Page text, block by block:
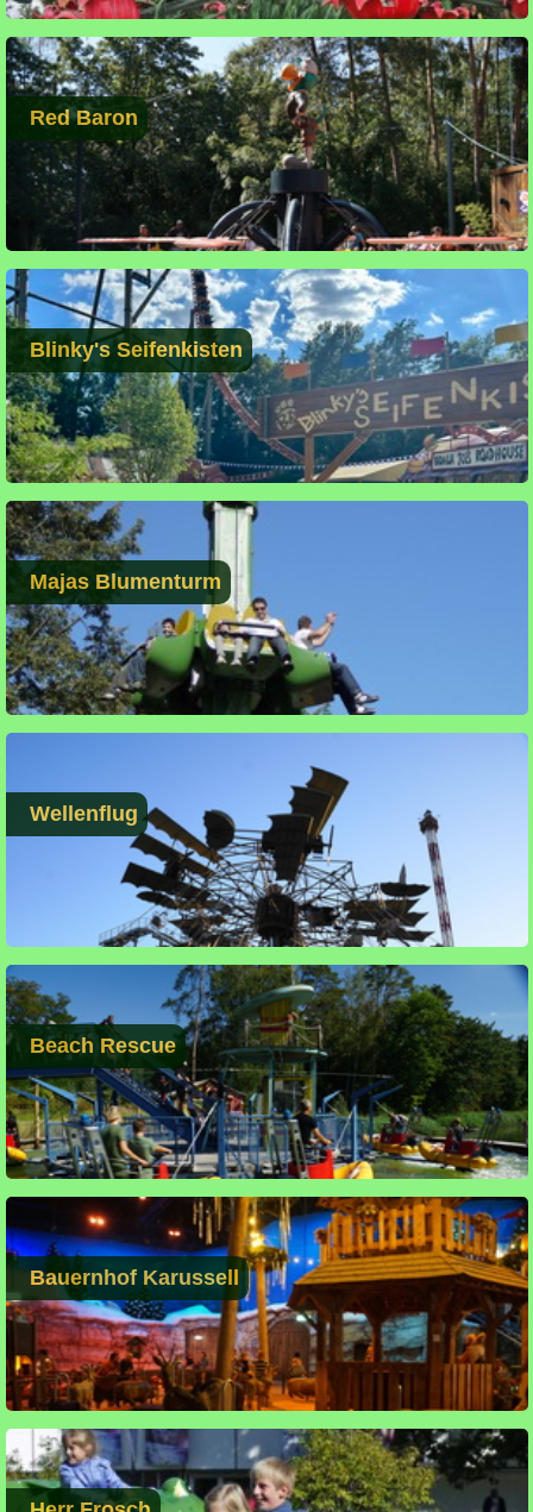
Red Baron
Blinky's Seifenkisten
Majas Blumenturm
Wellenflug
Beach Rescue
Bauernhof Karussell